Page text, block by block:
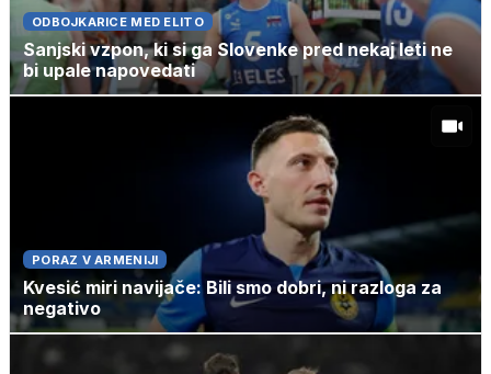
ODBOJKARICE MED ELITO
Sanjski vzpon, ki si ga Slovenke pred nekaj leti ne
bi upale napovedati
PORAZ V ARMENIJI
Kvesić miri navijače: Bili smo dobri, ni razloga za
negativo